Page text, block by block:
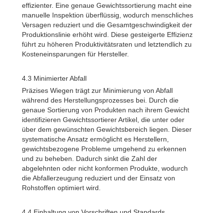
effizienter. Eine genaue Gewichtssortierung macht eine
manuelle Inspektion überflüssig, wodurch menschliches
Versagen reduziert und die Gesamtgeschwindigkeit der
Produktionslinie erhöht wird. Diese gesteigerte Effizienz
führt zu höheren Produktivitätsraten und letztendlich zu
Kosteneinsparungen für Hersteller.
4.3 Minimierter Abfall
Präzises Wiegen trägt zur Minimierung von Abfall
während des Herstellungsprozesses bei. Durch die
genaue Sortierung von Produkten nach ihrem Gewicht
identifizieren Gewichtssortierer Artikel, die unter oder
über dem gewünschten Gewichtsbereich liegen. Dieser
systematische Ansatz ermöglicht es Herstellern,
gewichtsbezogene Probleme umgehend zu erkennen
und zu beheben. Dadurch sinkt die Zahl der
abgelehnten oder nicht konformen Produkte, wodurch
die Abfallerzeugung reduziert und der Einsatz von
Rohstoffen optimiert wird.